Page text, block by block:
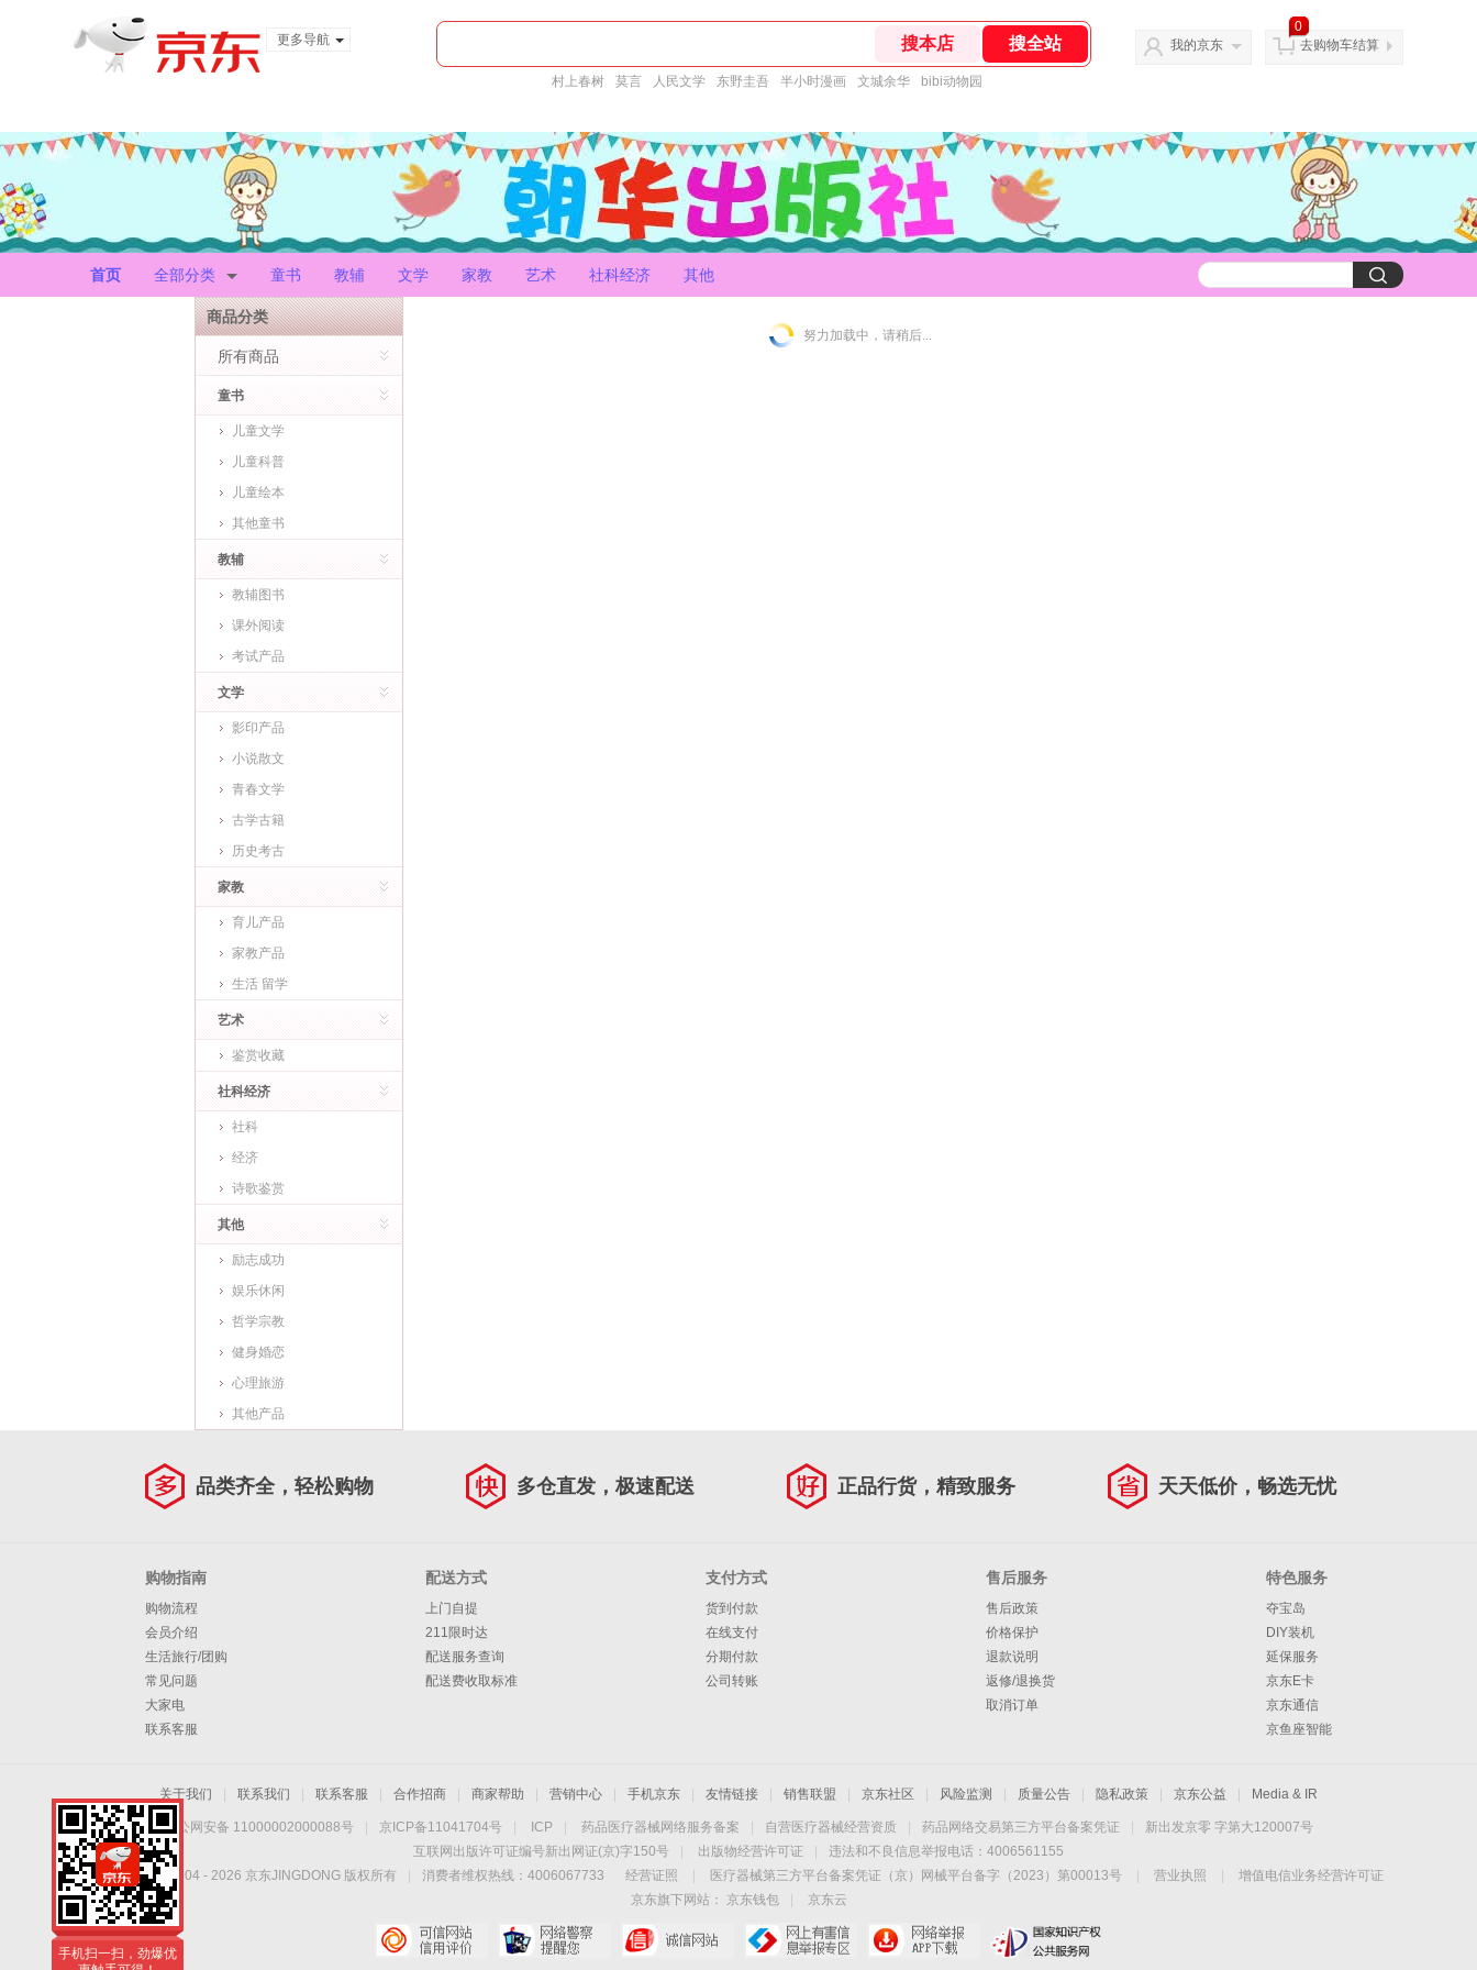
更多导航
村上春树 莫言 人民文学 东野圭吾 半小时漫画 文城余华 bibi动物园
我的京东
0
去购物车结算
首页 全部分类 童书 教辅 文学 家教 艺术 社科经济 其他
商品分类
所有商品
童书
儿童文学
儿童科普
儿童绘本
其他童书
教辅
教辅图书
课外阅读
考试产品
文学
影印产品
小说散文
青春文学
古学古籍
历史考古
家教
育儿产品
家教产品
生活 留学
艺术
鉴赏收藏
社科经济
社科
经济
诗歌鉴赏
其他
励志成功
娱乐休闲
哲学宗教
健身婚恋
心理旅游
其他产品
努力加载中，请稍后...
品类齐全，轻松购物 多仓直发，极速配送 正品行货，精致服务 天天低价，畅选无忧
购物指南
购物流程
会员介绍
生活旅行/团购
常见问题
大家电
联系客服
配送方式
上门自提
211限时达
配送服务查询
配送费收取标准
支付方式
货到付款
在线支付
分期付款
公司转账
售后服务
售后政策
价格保护
退款说明
返修/退换货
取消订单
特色服务
夺宝岛
DIY装机
延保服务
京东E卡
京东通信
京鱼座智能
关于我们 联系我们 联系客服 合作招商 商家帮助 营销中心 手机京东 友情链接 销售联盟 京东社区 风险监测 质量公告 隐私政策 京东公益 Media & IR
京公网安备 11000002000088号 京ICP备11041704号 ICP 药品医疗器械网络服务备案 自营医疗器械经营资质 药品网络交易第三方平台备案凭证
新出发京零 字第大120007号
互联网出版许可证编号新出网证(京)字150号
出版物经营许可证
违法和不良信息举报电话：4006561155
Copyright © 2004 - 2026 京东JINGDONG 版权所有 消费者维权热线：4006067733 经营证照 医疗器械第三方平台备案凭证（京）网械平台备字（2023）第00013号 营业执照
增值电信业务经营许可证
京东旗下网站：
京东钱包
京东云
手机扫一扫，劲爆优
惠触手可得！
手机扫一扫，劲爆优